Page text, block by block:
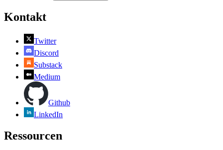
Kontakt
Twitter
Discord
Substack
Medium
Github
LinkedIn
Ressourcen